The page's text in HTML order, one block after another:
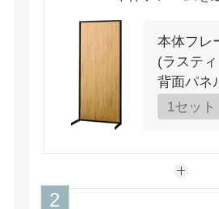
本体フレ
(ラスティ
背面パネ
1セット